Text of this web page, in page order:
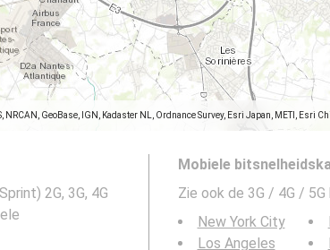
NRCAN, GeoBase, IGN, Kadaster NL, Ordnance Survey, Esri Japan, METI,
2G, 3G, 4G
Mobiele
Zie ook de 3G / 4G /
New York City
Los Angeles